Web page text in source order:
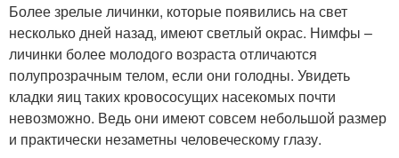
Более зрелые личинки, которые появились на свет
несколько дней назад, имеют светлый окрас. Нимфы –
личинки более молодого возраста отличаются
полупрозрачным телом, если они голодны. Увидеть
кладки яиц таких кровососущих насекомых почти
невозможно. Ведь они имеют совсем небольшой размер
и практически незаметны человеческому глазу.